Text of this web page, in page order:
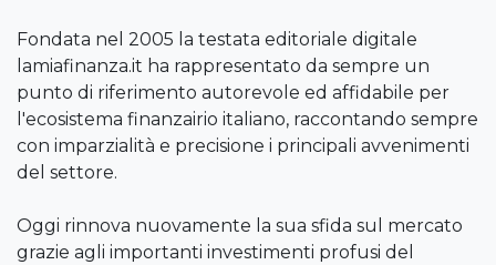
Fondata nel 2005 la testata editoriale digitale
lamiafinanza.it ha rappresentato da sempre un
punto di riferimento autorevole ed affidabile per
l'ecosistema finanzairio italiano, raccontando sempre
con imparzialità e precisione i principali avvenimenti
del settore.
Oggi rinnova nuovamente la sua sfida sul mercato
grazie agli importanti investimenti profusi del